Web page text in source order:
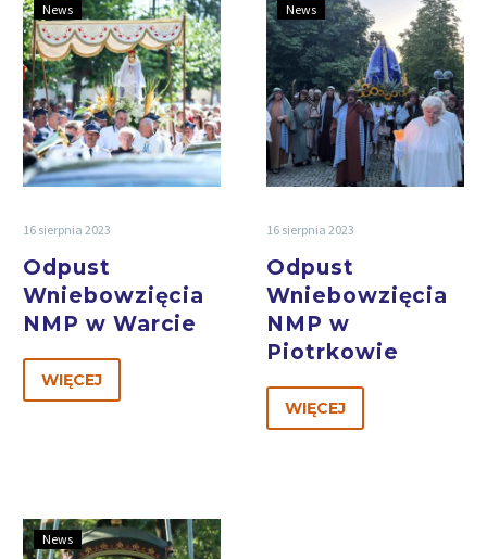
News
16 sierpnia 2023
Odpust
Wniebowzięcia
NMP w Warcie
WIĘCEJ
News
16 sierpnia 2023
Odpust
Wniebowzięcia
NMP w
Piotrkowie
WIĘCEJ
News